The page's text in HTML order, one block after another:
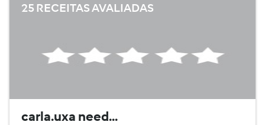
25 RECEITAS AVALIADAS
carla.uxa need...